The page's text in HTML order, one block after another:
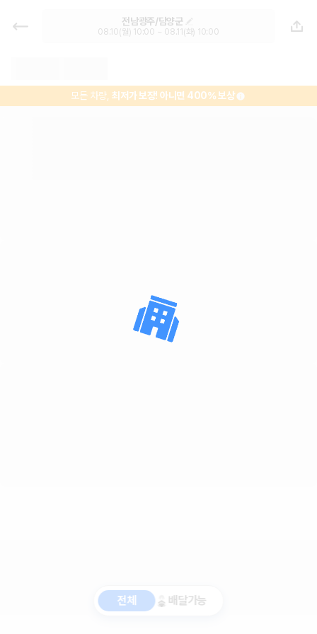
담양고속버스터미널 렌트카 추천 | 최
저가 한눈에 비교 렌터카 카모아
전남광주/담양군
08.10(월) 10:00 ~ 08.11(화) 10:00
모든 차량,최저가 보장! 아니면 400% 보상
전체 배달가능